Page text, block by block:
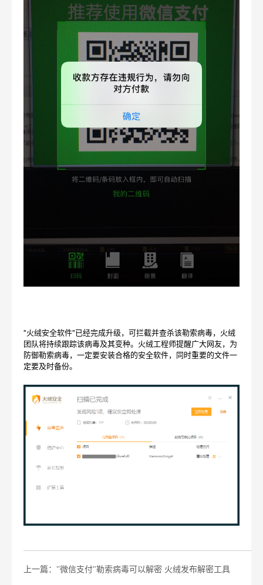
"火绒安全软件"已经完成升级，可拦截并查杀该勒索病毒，火绒
团队将持续跟踪该病毒及其变种。火绒工程师提醒广大网友，为
防御勒索病毒，一定要安装合格的安全软件，同时重要的文件一
定要及时备份。
上一篇："微信支付"勒索病毒可以解密 火绒发布解密工具